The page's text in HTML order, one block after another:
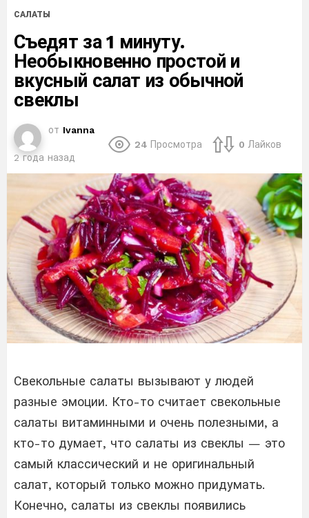
САЛАТЫ
Съедят за 1 минуту.
Необыкновенно простой и
вкусный салат из обычной
свеклы
от Ivanna
2 года назад
24 Просмотра 0 Лайков
Свекольные салаты вызывают у людей
разные эмоции. Кто-то считает свекольные
салаты витаминными и очень полезными, а
кто-то думает, что салаты из свеклы — это
самый классический и не оригинальный
салат, который только можно придумать.
Конечно, салаты из свеклы появились